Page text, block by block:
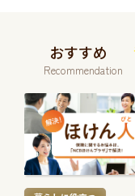
おすすめ
Recommendation
続
き
を
読
む